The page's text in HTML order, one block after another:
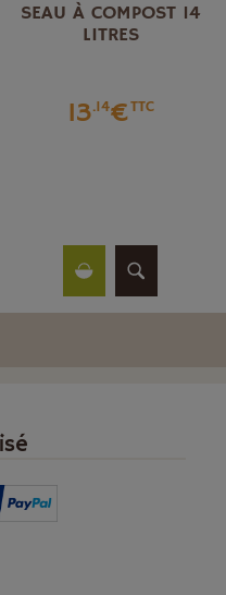
SEAU À COMPOST 14
LITRES
13.14€TTC